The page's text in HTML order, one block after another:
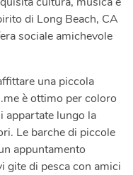
di Long Beach, CA
sociale amichevole
una piccola
è ottimo per coloro
appartate lungo la
Le barche di piccole
appuntamento
gite di pesca con amici